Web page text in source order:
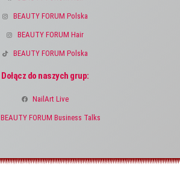
BEAUTY FORUM Polska
BEAUTY FORUM Hair
BEAUTY FORUM Polska
Dołącz do naszych grup:
NailArt Live
BEAUTY FORUM Business Talks